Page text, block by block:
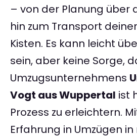
– von der Planung über
hin zum Transport deiner
Kisten. Es kann leicht
sein, aber keine Sorge,
Umzugsunternehmens
Vogt aus Wuppertal ist
Prozess zu erleichtern.
Erfahrung in Umzügen